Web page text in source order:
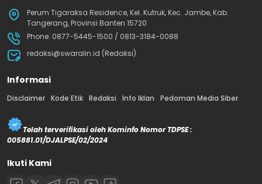
Perum Tigaraksa Residence, Kel. Kutruk, Kec. Jambe, Kab.
Tangerang, Provinsi Banten 15720
Phone: 0877-5445-1500 / 0813-3184-0088
redaksi@swaralin.id (Redaksi)
Informasi
Disclaimer Kode Etik Redaksi Info Iklan Pedoman Media Siber
Telah terverifikasi oleh Kominfo Nomor TDPSE :
005881.01/DJALPSE/02/2024
Ikuti Kami